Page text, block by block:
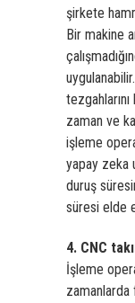
şirkete
Bir makine
zaman ve
işleme
yapay zeka
duruş
süresi elde
4. CNC
İşleme
zamanlarda